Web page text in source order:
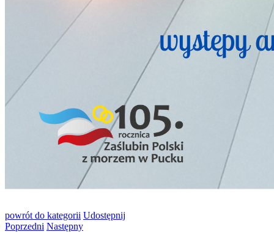
powrót do kategorii Udostępnij
Poprzedni Następny